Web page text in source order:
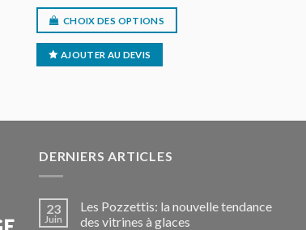
CHOIX DES OPTIONS
AJOUTER AU DEVIS
DERNIERS ARTICLES
23
Juin
Les Pozzettis: la nouvelle tendance
des vitrines à glaces